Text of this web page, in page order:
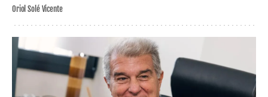
Oriol Solé Vicente